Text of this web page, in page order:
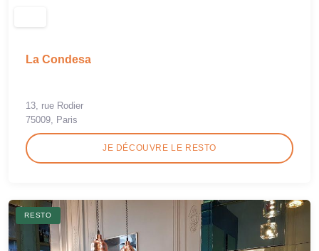
La Condesa
13, rue Rodier
75009, Paris
JE DÉCOUVRE LE RESTO
RESTO